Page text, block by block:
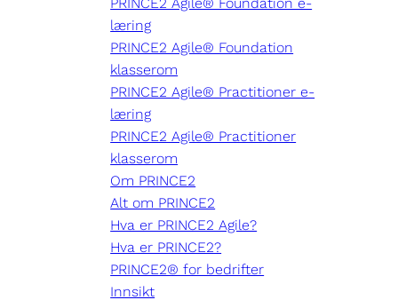
læring
PRINCE2 Agile® Foundation
klasserom
PRINCE2 Agile® Practitioner e-
læring
PRINCE2 Agile® Practitioner
klasserom
Om PRINCE2
Alt om PRINCE2
Hva er PRINCE2 Agile?
Hva er PRINCE2?
PRINCE2® for bedrifter
Innsikt